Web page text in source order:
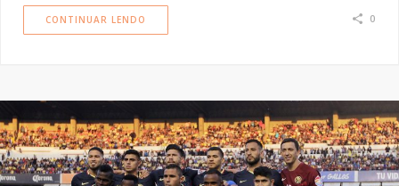
CONTINUAR LENDO 0